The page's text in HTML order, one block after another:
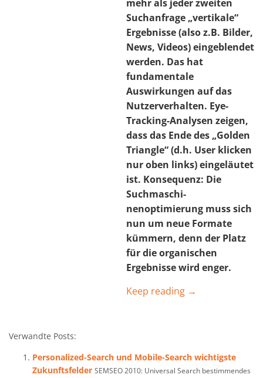
mehr als jeder zweiten
Suchanfrage „vertikale“
Ergebnisse (also z.B. Bilder,
News, Videos) eingeblendet
werden. Das hat
fundamentale
Auswirkungen auf das
Nutzerverhalten. Eye-
Tracking-Analysen zeigen,
dass das Ende des „Golden
Triangle“ (d.h. User klicken
nur oben links) eingeläutet
ist. Konsequenz: Die
Suchmaschi-
nenoptimierung muss sich
nun um neue Formate
kümmern, denn der Platz
für die organischen
Ergebnisse wird enger.
Keep reading →
Verwandte Posts:
Personalized-Search und Mobile-Search wichtigste
Zukunftsfelder SEMSEO 2010: Universal Search bestimmendes